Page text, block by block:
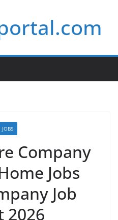
Company
Jobs
Job
2026